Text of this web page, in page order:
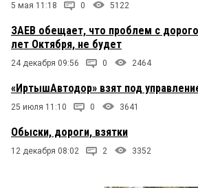
5 мая 11:18 0 5122
ЗАЕВ обещает, что проблем с
лет Октября, не будет
24 декабря 09:56 0 2464
«ИртышАвтодор» взят под
25 июля 11:10 0 3641
Обыски, дороги, взятки
12 декабря 08:02 2 3352